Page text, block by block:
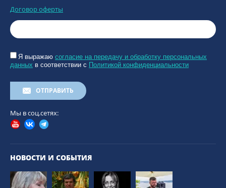
Договор оферты
Я выражаю согласие на передачу и обработку персональных
данных в соответствии с Политикой конфиденциальности
ОТПРАВИТЬ
Мы в соц.сетях:
НОВОСТИ И СОБЫТИЯ